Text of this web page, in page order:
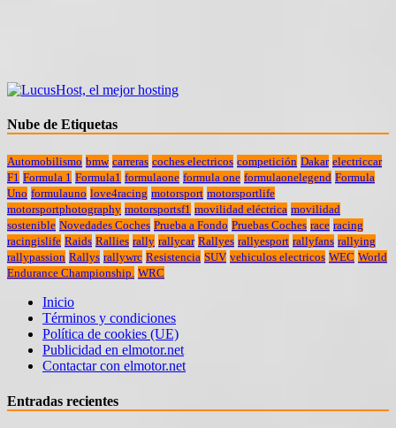
Nube de Etiquetas
Automobilismo bmw carreras coches electricos competición Dakar electriccar
F1 Formula 1 Formula1 formulaone formula one formulaonelegend Formula
Uno formulauno love4racing motorsport motorsportlife
motorsportphotography motorsportsf1 movilidad eléctrica movilidad
sostenible Novedades Coches Prueba a Fondo Pruebas Coches race racing
racingislife Raids Rallies rally rallycar Rallyes rallyesport rallyfans rallying
rallypassion Rallys rallywrc Resistencia SUV vehiculos electricos WEC World
Endurance Championship. WRC
Inicio
Términos y condiciones
Política de cookies (UE)
Publicidad en elmotor.net
Contactar con elmotor.net
Entradas recientes